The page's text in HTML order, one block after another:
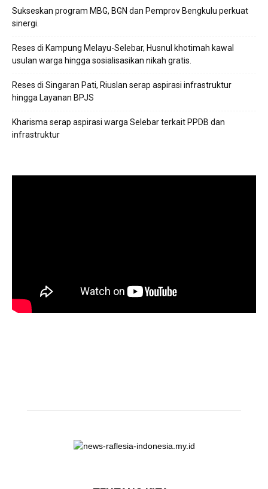
Sukseskan program MBG, BGN dan Pemprov Bengkulu perkuat
sinergi.
Reses di Kampung Melayu-Selebar, Husnul khotimah kawal
usulan warga hingga sosialisasikan nikah gratis.
Reses di Singaran Pati, Riuslan serap aspirasi infrastruktur
hingga Layanan BPJS
Kharisma serap aspirasi warga Selebar terkait PPDB dan
infrastruktur